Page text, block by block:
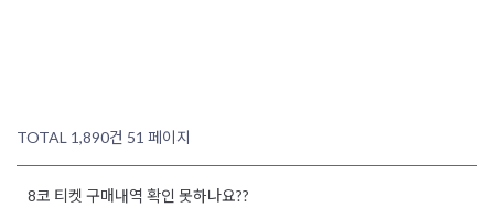
TOTAL 1,890건 51 페이지
8코 티켓 구매내역 확인 못하나요??